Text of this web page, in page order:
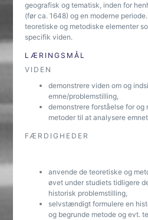
geografisk og tematisk, inden for
(før ca. 1648) og en moderne
teoretiske og metodiske elementer
specifik viden.
LÆRINGSMÅL
VIDEN
demonstrere viden om og
emne/problemstilling,
demonstrere forståelse for
metoder til at analysere
FÆRDIGHEDER
anvende de teoretiske og
øvet under studiets tidligere
historisk problemstilling,
selvstændigt formulere en
og begrunde metode og evt.